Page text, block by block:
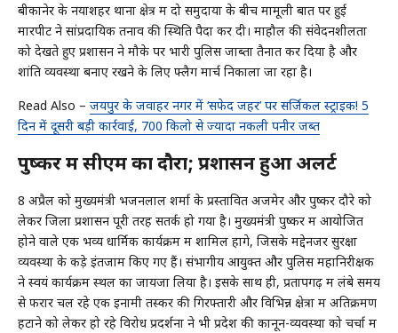
बीकानेर के नयाशहर थाना क्षेत्र में दो समुदायों के बीच मामूली बात पर हुई
मारपीट ने सांप्रदायिक तनाव की स्थिति पैदा कर दी। माहौल की संवेदनशीलता
को देखते हुए प्रशासन ने मौके पर भारी पुलिस जाब्ता तैनात कर दिया है और
शांति व्यवस्था बनाए रखने के लिए फ्लैग मार्च निकाला जा रहा है।
Read Also – जयपुर के जवाहर नगर में ‘सफेद जहर’ पर सर्जिकल स्ट्राइक! 5
दिन में दूसरी बड़ी कार्रवाई, 700 किलो से ज्यादा नकली पनीर जब्त
​पुष्कर में सीएम का दौरा; प्रशासन हुआ अलर्ट
8 अप्रैल को मुख्यमंत्री भजनलाल शर्मा के प्रस्तावित अजमेर और पुष्कर दौरे को
लेकर जिला प्रशासन पूरी तरह सतर्क हो गया है। मुख्यमंत्री पुष्कर में आयोजित
होने वाले एक भव्य धार्मिक कार्यक्रम में शामिल होंगे, जिसके मद्देनजर सुरक्षा
व्यवस्था के कड़े इंतजाम किए गए हैं। संभागीय आयुक्त और पुलिस महानिरीक्षक
ने स्वयं कार्यक्रम स्थल का जायजा लिया है। इसके साथ ही, प्रतापगढ़ में लंबे समय
से फरार चल रहे एक इनामी तस्कर की गिरफ्तारी और विभिन्न क्षेत्रों में अतिक्रमण
हटाने को लेकर हो रहे विरोध प्रदर्शनों ने भी प्रदेश की कानून-व्यवस्था को चर्चा में